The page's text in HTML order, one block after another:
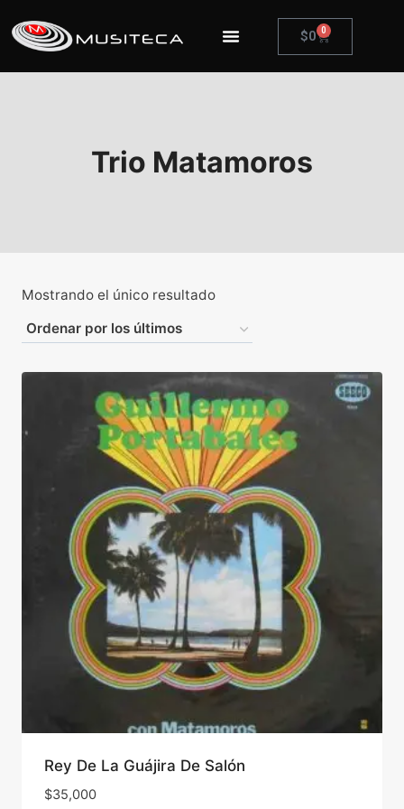
$0 0
Trio Matamoros
Mostrando el único resultado
Rey De La Guájira De Salón
$35,000